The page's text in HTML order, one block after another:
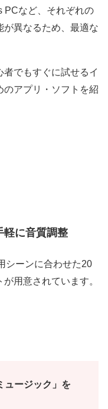
PCなど、それぞれの
異なるため、最適な
でもすぐに試せるイ
のアプリ・ソフトを紹
軽に音質調整
シーンに合わせた20
用意されています。
ージック」を